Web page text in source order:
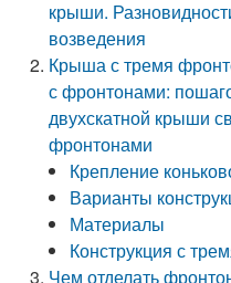
крыши.
возведения
Крыша с тремя
с фронтонами:
двухскатной крыши
фронтонами
Крепление
Варианты
Материалы
Конструкция с
Чем отделать